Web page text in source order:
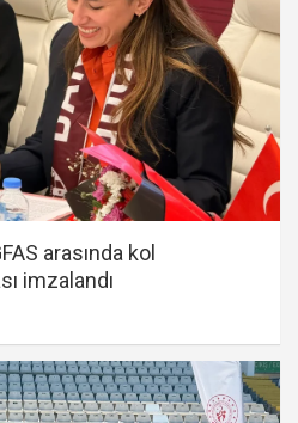
arasında kol
imzalandı